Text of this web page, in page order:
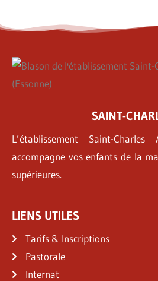
SAINT-
L’établissement Saint-Charles
accompagne vos enfants de la
supérieures.
LIENS UTILES
Tarifs & Inscriptions
Pastorale
Internat